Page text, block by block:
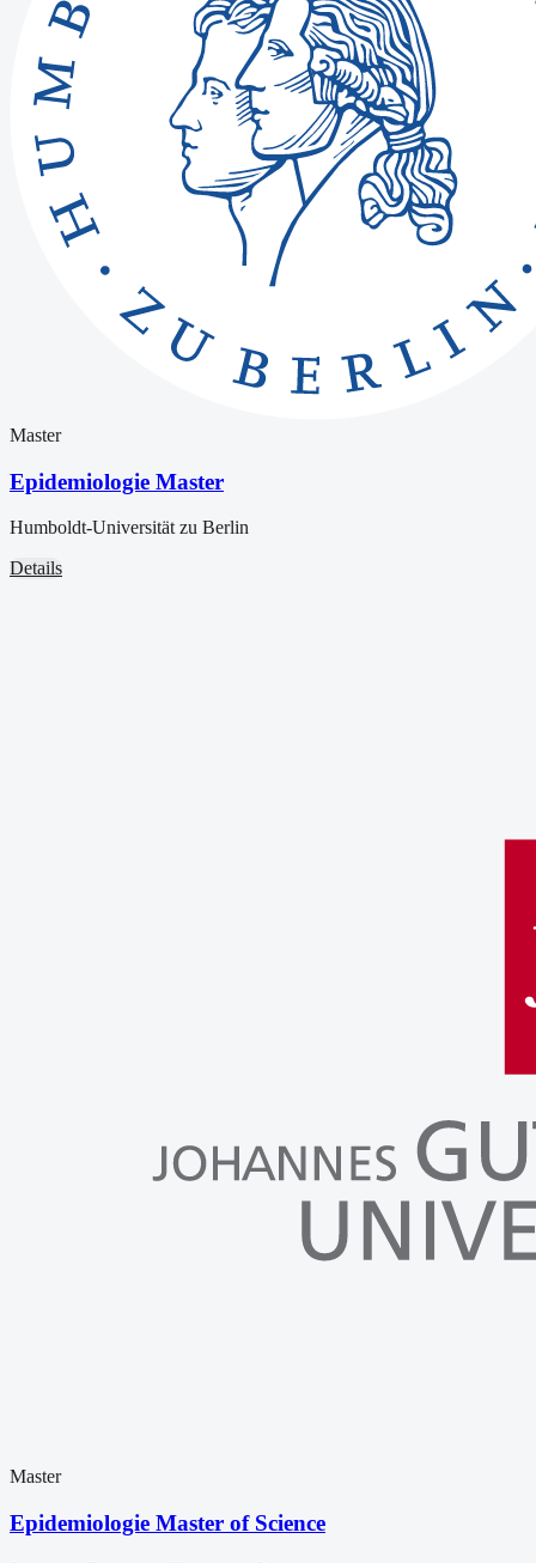
Master
Epidemiologie Master
Humboldt-Universität zu Berlin
Details
Master
Epidemiologie Master of Science